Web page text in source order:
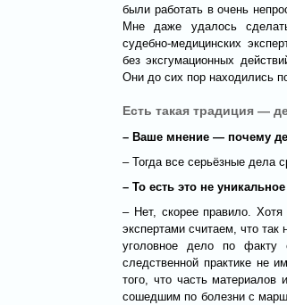
были работать в очень
Мне даже удалось
судебно-медицинских
без эксгумационных
Они до сих пор находились
Есть такая традиция —
– Ваше мнение — почему
– Тогда все серьёзные дела
– То есть это не
– Нет, скорее правило.
экспертами считаем, что
уголовное дело по факту
следственной практике не
того, что часть
сошедшим по болезни с